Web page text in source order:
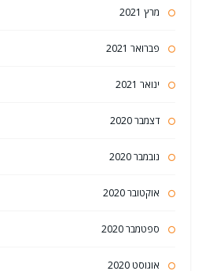
מרץ 2021
פברואר 2021
ינואר 2021
דצמבר 2020
נובמבר 2020
אוקטובר 2020
ספטמבר 2020
אוגוסט 2020